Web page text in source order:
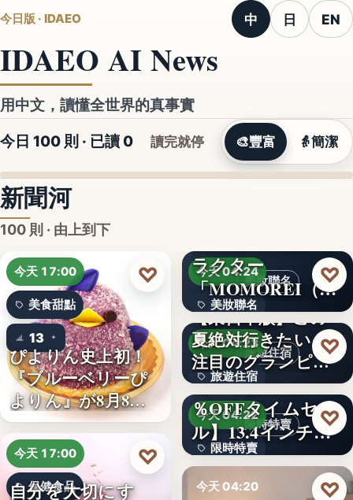
今日版 · IDAEO 中 日 EN
IDAEO AI News
用中文，讀懂全世界的真事實
今日 100 則 · 已讀 0 讀完就停 🎨豐富 👵簡潔
新聞河
100 則 · 由上到下
今天 17:00
美食甜點
13
ぴよりん史上初！
『ブルーベリーぴ
よりん』が8月8日
「ブル…
♡
今天 17:00
保健食品
自分を大切にす
♡
美妝聯名
今天 04:24
美妝聯名
文字
ラクター
「MOMOREI（モ
モレイ）」が…
♡
旅遊住宿
今天 04:23
旅遊住宿
10
【東日本版】この
夏絶対行きたい！
注目のグランピン
グ施設…
♡
限時特賣
今天 04:22
限時特賣
文字
【アマゾン30
％OFFタイムセー
ル】13.4インチ大
画面…
♡
今天 04:20 ♡